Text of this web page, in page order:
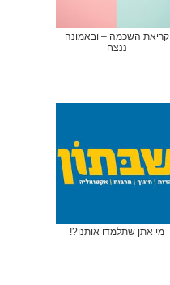
קריאת השכמה – ובאמונה
ננצח
מי אתן שתלמדו אותנו?!